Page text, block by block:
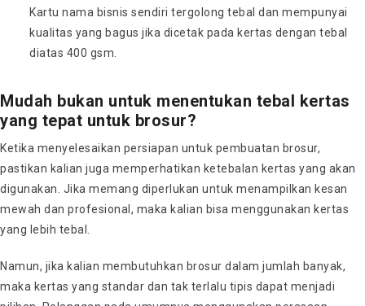
Kartu nama bisnis sendiri tergolong tebal dan mempunyai
kualitas yang bagus jika dicetak pada kertas dengan tebal
diatas 400 gsm.
Mudah bukan untuk menentukan tebal kertas
yang tepat untuk brosur?
Ketika menyelesaikan persiapan untuk pembuatan brosur,
pastikan kalian juga memperhatikan ketebalan kertas yang akan
digunakan. Jika memang diperlukan untuk menampilkan kesan
mewah dan profesional, maka kalian bisa menggunakan kertas
yang lebih tebal.
Namun, jika kalian membutuhkan brosur dalam jumlah banyak,
maka kertas yang standar dan tak terlalu tipis dapat menjadi